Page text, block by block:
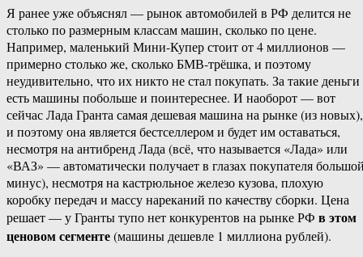
Я ранее уже объяснял — рынок автомобилей в РФ делится не
столько по размерным классам машин, сколько по цене.
Например, маленький Мини-Купер стоит от 4 миллионов —
примерно столько же, сколько БМВ-трёшка, и поэтому
неудивительно, что их никто не стал покупать. За такие деньги
есть машины побольше и поинтереснее. И наоборот — вот
сейчас Лада Гранта самая дешевая машина на рынке (из новых),
и поэтому она является бестселлером и будет им оставаться,
несмотря на антибренд Лада (всё, что называется «Лада» или
«ВАЗ» — автоматически получает в глазах покупателя
минус), несмотря на кастрюльное железо кузова, плохую
коробку передач и массу нареканий по качеству сборки. Цена
решает — у Гранты тупо нет конкурентов на рынке РФ в этом
ценовом сегменте(машины дешевле 1 миллиона рублей).